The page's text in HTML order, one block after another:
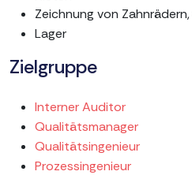
Zeichnung von
Lager
Zielgruppe
Interner Auditor
Qualitätsmanager
Qualitätsingenieur
Prozessingenieur